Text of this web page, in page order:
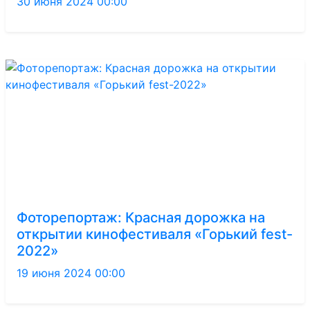
Фоторепортаж: Красная дорожка на
открытии кинофестиваля «Горький fest-
2022»
19 июня 2024 00:00